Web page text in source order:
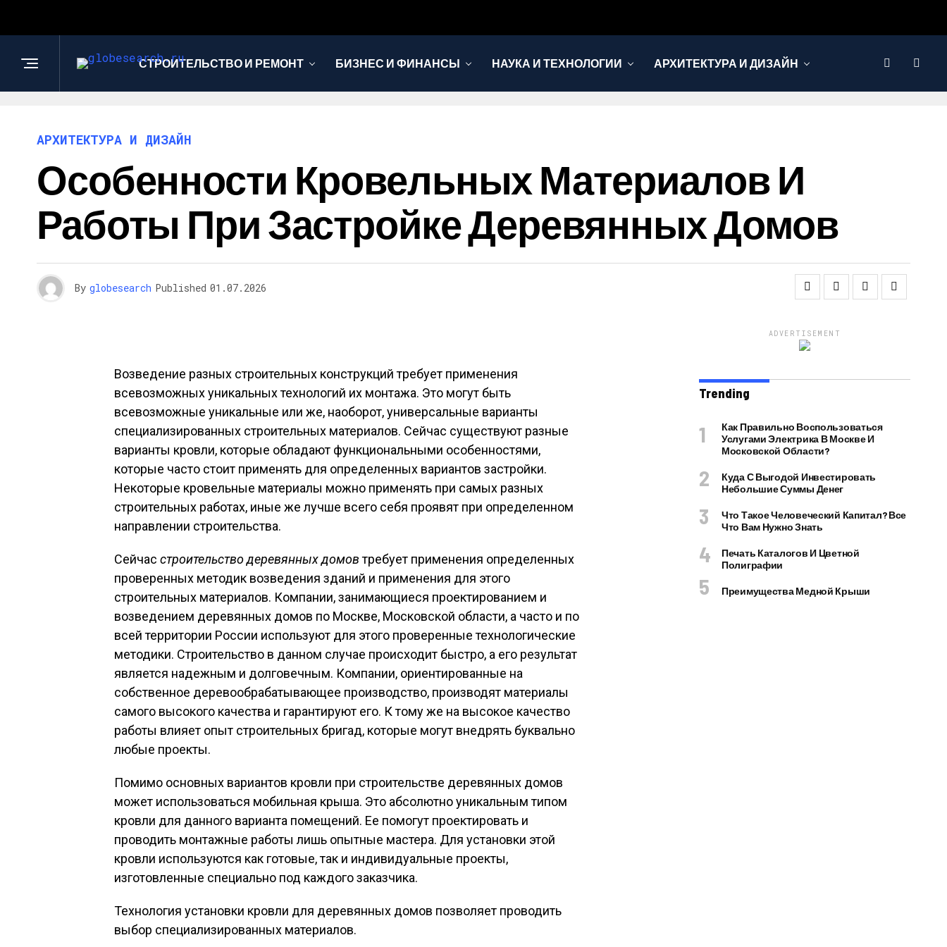
СТРОИТЕЛЬСТВО И РЕМОНТ БИЗНЕС И ФИНАНСЫ НАУКА И ТЕХНОЛОГИИ АРХИТЕКТУРА И ДИЗАЙН
АРХИТЕКТУРА И ДИЗАЙН
Особенности Кровельных Материалов И
Работы При Застройке Деревянных Домов
By globesearch Published 01.07.2026
Возведение разных строительных конструкций требует применения
всевозможных уникальных технологий их монтажа. Это могут быть
всевозможные уникальные или же, наоборот, универсальные варианты
специализированных строительных материалов. Сейчас существуют разные
варианты кровли, которые обладают функциональными особенностями,
которые часто стоит применять для определенных вариантов застройки.
Некоторые кровельные материалы можно применять при самых разных
строительных работах, иные же лучше всего себя проявят при определенном
направлении строительства.
Сейчас строительство деревянных домовтребует применения определенных
проверенных методик возведения зданий и применения для этого
строительных материалов. Компании, занимающиеся проектированием и
возведением деревянных домов по Москве, Московской области, а часто и по
всей территории России используют для этого проверенные технологические
методики. Строительство в данном случае происходит быстро, а его результат
является надежным и долговечным. Компании, ориентированные на
собственное деревообрабатывающее производство, производят материалы
самого высокого качества и гарантируют его. К тому же на высокое качество
работы влияет опыт строительных бригад, которые могут внедрять буквально
любые проекты.
Помимо основных вариантов кровли при строительстве деревянных домов
может использоваться мобильная крыша. Это абсолютно уникальным типом
кровли для данного варианта помещений. Ее помогут проектировать и
проводить монтажные работы лишь опытные мастера. Для установки этой
кровли используются как готовые, так и индивидуальные проекты,
изготовленные специально под каждого заказчика.
Технология установки кровли для деревянных домов позволяет проводить
выбор специализированных материалов.
ADVERTISEMENT
Trending
Как Правильно Воспользоваться
Услугами Электрика В Москве И
Московской Области?
Куда С Выгодой Инвестировать
Небольшие Суммы Денег
Что Такое Человеческий Капитал? Все
Что Вам Нужно Знать
Печать Каталогов И Цветной
Полиграфии
Преимущества Медной Крыши